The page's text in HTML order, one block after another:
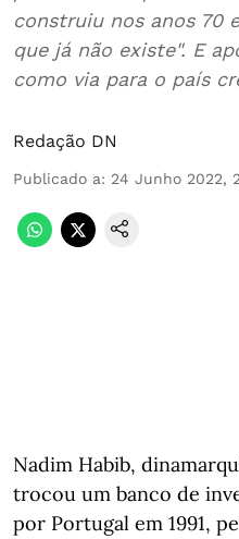
construiu nos anos 70
que já não existe". E
como via para o país
Redação DN
Publicado a: 24 Junho 2022,
Nadim Habib,
trocou um banco de
por Portugal em 1991,